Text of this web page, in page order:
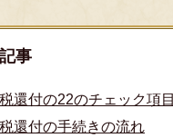
事
還付の22のチェック項目
還付の手続きの流れ